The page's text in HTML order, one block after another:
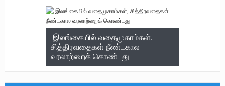
இலங்கையில் வதைமுகாம்கள்,
சித்திரவதைகள் நீண்டகால
வரலாற்றைக் கொண்டது